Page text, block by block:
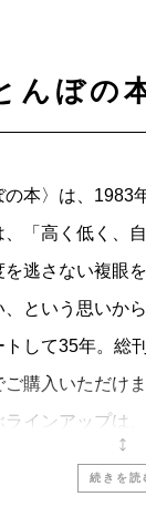
んぼの
の本〉は、
、「高く低く、
を逃さない複眼
、という思いか
して35年。総
ご購入いただけま
ラインアップは
〈とんぼの
続きを読